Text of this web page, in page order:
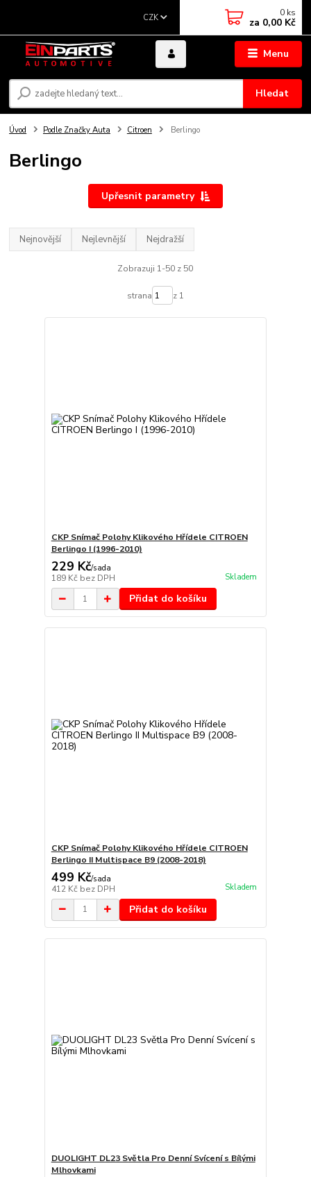
Menu
CZK
Hledat
0 ks
za 0,00 Kč
Úvod Podle Značky Auta Citroen Berlingo
Berlingo
Upřesnit parametry
Nejnovější Nejlevnější Nejdražší
Zobrazuji 1-50 z 50
strana z 1
CKP Snímač Polohy Klikového Hřídele CITROEN
Berlingo I (1996-2010)
229 Kč/sada
189 Kč bez DPH Skladem
Přidat do košíku
CKP Snímač Polohy Klikového Hřídele CITROEN
Berlingo II Multispace B9 (2008-2018)
499 Kč/sada
412 Kč bez DPH Skladem
Přidat do košíku
DUOLIGHT DL23 Světla Pro Denní Svícení s Bílými
Mlhovkami